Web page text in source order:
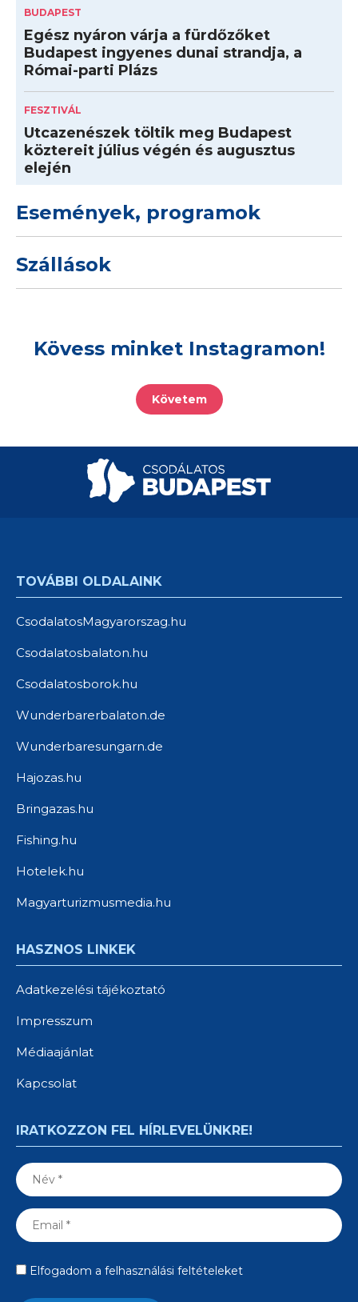
BUDAPEST
Egész nyáron várja a fürdőzőket
Budapest ingyenes dunai strandja, a
Római-parti Plázs
FESZTIVÁL
Utcazenészek töltik meg Budapest
köztereit július végén és augusztus
elején
Események, programok
Szállások
Kövess minket Instagramon!
Követem
TOVÁBBI OLDALAINK
CsodalatosMagyarorszag.hu
Csodalatosbalaton.hu
Csodalatosborok.hu
Wunderbarerbalaton.de
Wunderbaresungarn.de
Hajozas.hu
Bringazas.hu
Fishing.hu
Hotelek.hu
Magyarturizmusmedia.hu
HASZNOS LINKEK
Adatkezelési tájékoztató
Impresszum
Médiaajánlat
Kapcsolat
IRATKOZZON FEL HÍRLEVELÜNKRE!
Elfogadom a felhasználási feltételeket